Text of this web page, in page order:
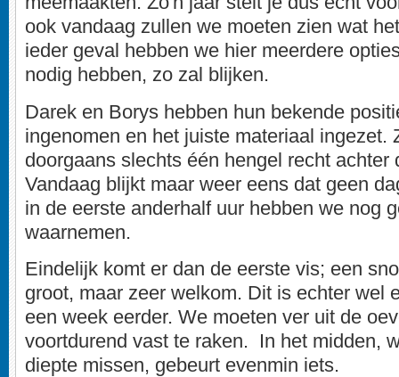
ook vandaag zullen we moeten zien wat
ieder geval hebben we hier meerdere
nodig hebben, zo zal blijken.
Darek en Borys hebben hun bekende
ingenomen en het juiste materiaal ingezet.
doorgaans slechts één hengel recht achter
Vandaag blijkt maar weer eens dat geen
in de eerste anderhalf uur hebben we nog
waarnemen.
Eindelijk komt er dan de eerste vis; een
groot, maar zeer welkom. Dit is echter wel
een week eerder. We moeten ver uit de
voortdurend vast te raken. In het midden,
diepte missen, gebeurt evenmin iets.